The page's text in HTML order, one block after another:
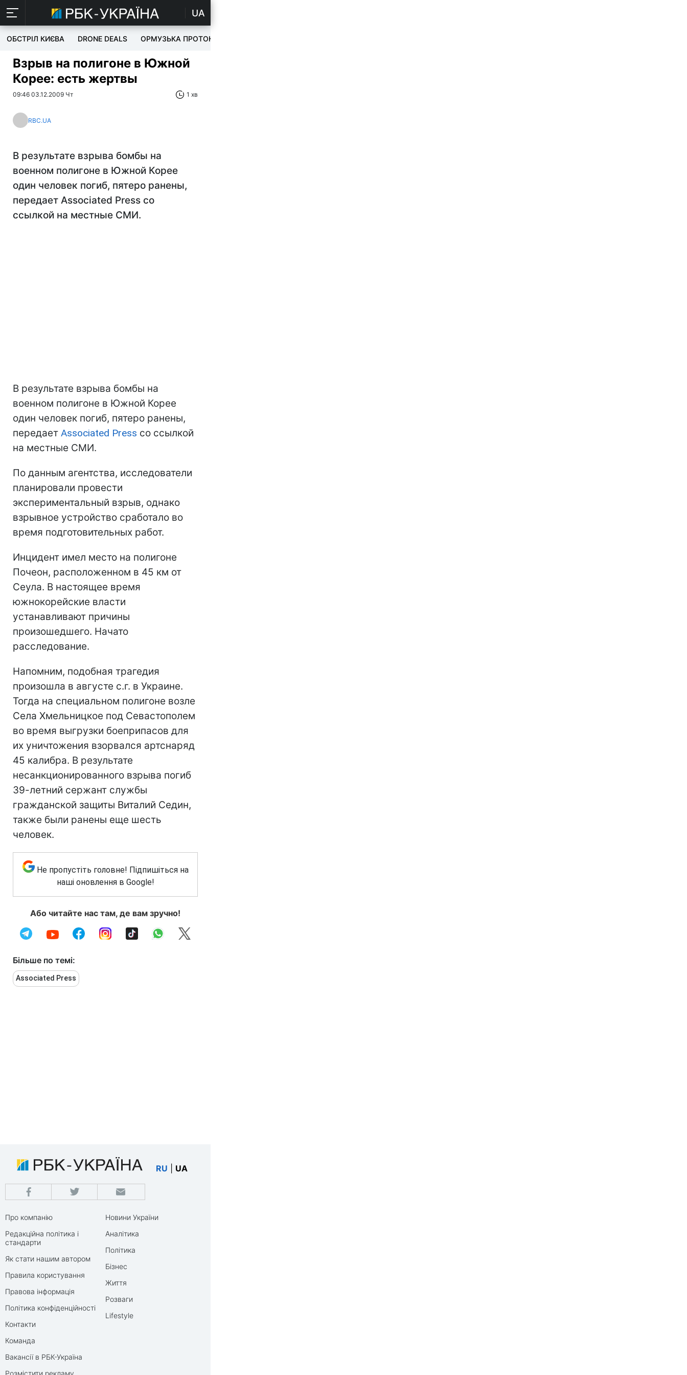
UA
ОБСТРІЛ КИЄВА DRONE DEALS ОРМУЗЬКА ПРОТОКА
Взрыв на полигоне в Южной
Корее: есть жертвы
09:46 03.12.2009 Чт 1 хв
RBC.UA
В результате взрыва бомбы на
военном полигоне в Южной Корее
один человек погиб, пятеро ранены,
передает Associated Press со
ссылкой на местные СМИ.
В результате взрыва бомбы на
военном полигоне в Южной Корее
один человек погиб, пятеро ранены,
передает Associated Press со ссылкой
на местные СМИ.
По данным агентства, исследователи
планировали провести
экспериментальный взрыв, однако
взрывное устройство сработало во
время подготовительных работ.
Инцидент имел место на полигоне
Почеон, расположенном в 45 км от
Сеула. В настоящее время
южнокорейские власти
устанавливают причины
произошедшего. Начато
расследование.
Напомним, подобная трагедия
произошла в августе с.г. в Украине.
Тогда на специальном полигоне возле
Села Хмельницкое под Севастополем
во время выгрузки боеприпасов для
их уничтожения взорвался артснаряд
45 калибра. В результате
несанкционированного взрыва погиб
39-летний сержант службы
гражданской защиты Виталий Седин,
также были ранены еще шесть
человек.
Не пропустіть головне! Підпишіться на
наші оновлення в Google!
Або читайте нас там, де вам зручно!
Більше по темі:
Associated Press
RU UA
Про компанію
Редакційна політика і
стандарти
Як стати нашим автором
Правила користування
Правова інформація
Політика конфіденційності
Контакти
Команда
Вакансії в РБК-Україна
Розмістити рекламу
Новини України
Аналітика
Політика
Бізнес
Життя
Розваги
Lifestyle